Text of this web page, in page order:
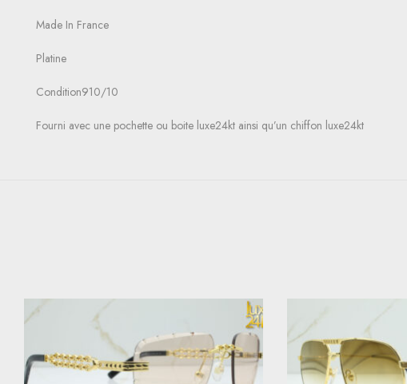
Made In France
Platine
Condition910/10
Fourni avec une pochette ou boite luxe24kt ainsi qu’un chiffon luxe24kt